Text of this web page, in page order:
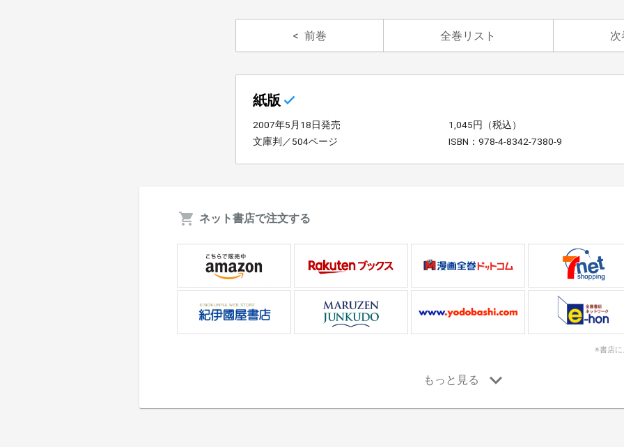
前巻 全巻リスト 次
紙版
2007年5月18日発売
1,045円（税込）
文庫判／504ページ
ISBN：978-4-8342-7380-9
ネット書店で注文する
※書店に